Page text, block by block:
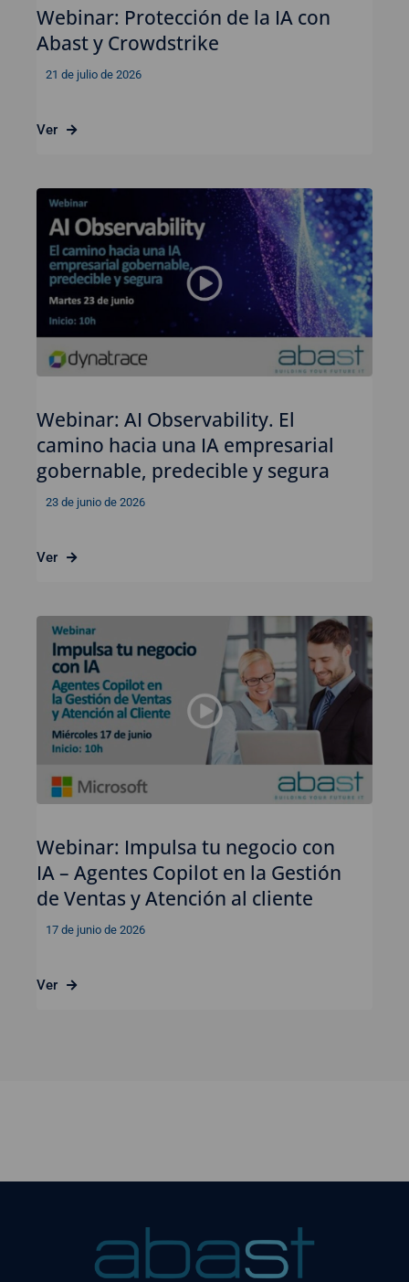
Webinar: Protección de la IA con
Abast y Crowdstrike
21 de julio de 2026
Ver
Webinar: AI Observability. El
camino hacia una IA empresarial
gobernable, predecible y segura
23 de junio de 2026
Ver
Webinar: Impulsa tu negocio con
IA – Agentes Copilot en la Gestión
de Ventas y Atención al cliente
17 de junio de 2026
Ver